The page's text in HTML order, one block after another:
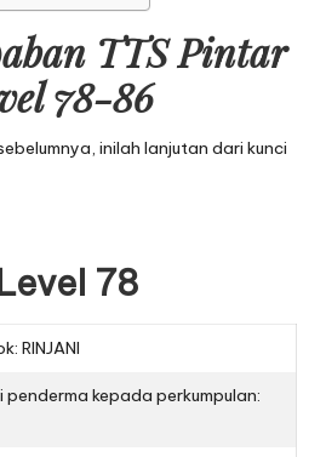
TTS Pintar
78-86
inilah lanjutan dari kunci
78
RINJANI
kepada perkumpulan: